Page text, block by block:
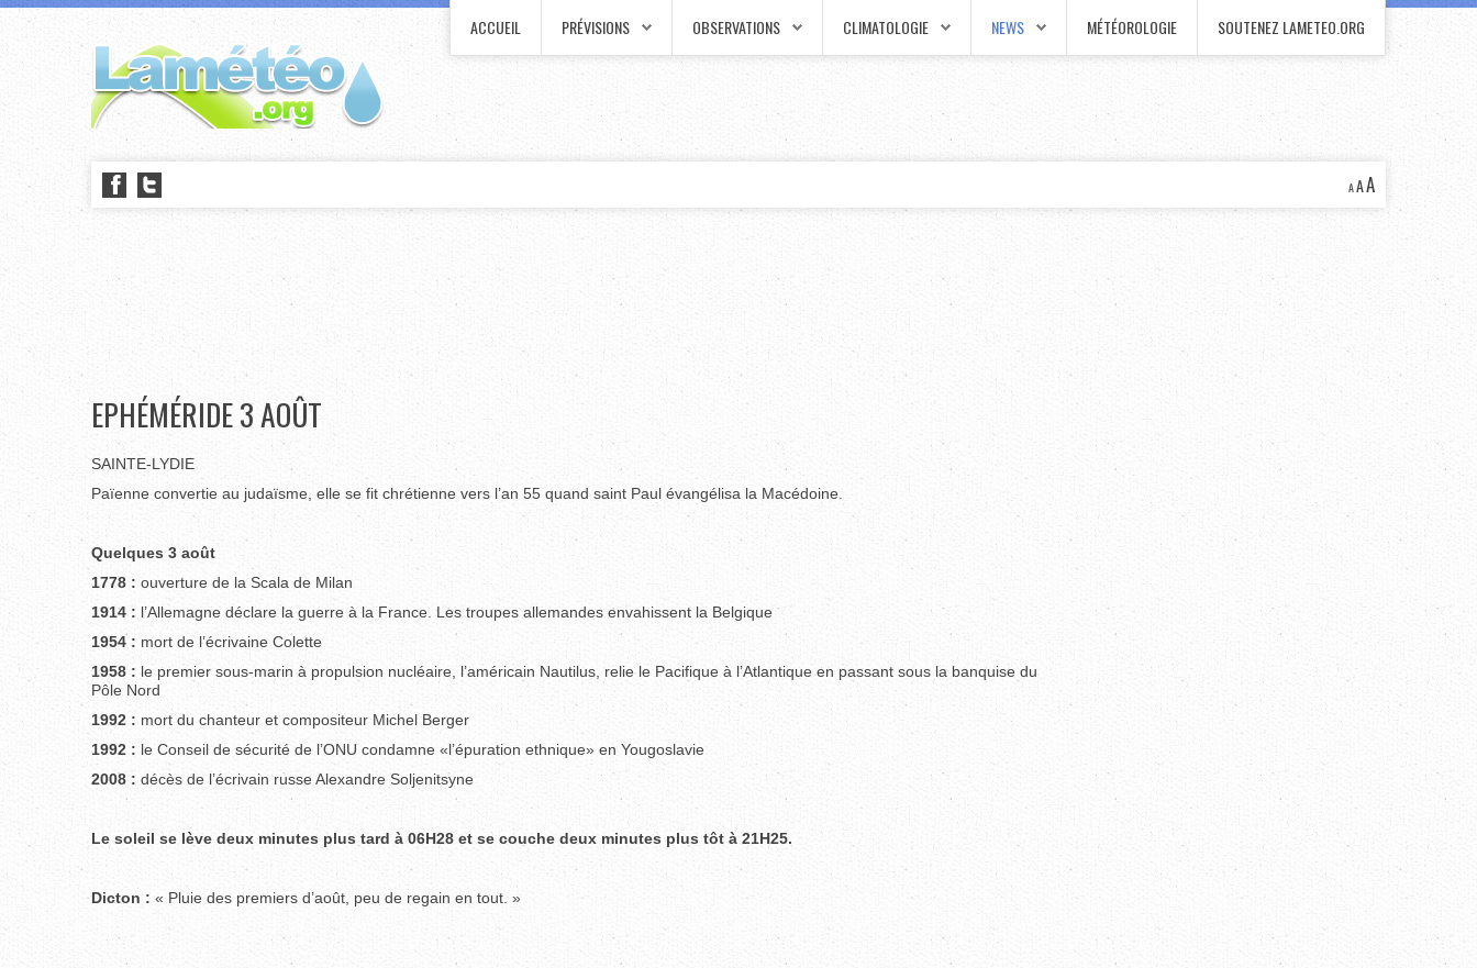
ACCUEIL PRÉVISIONS OBSERVATIONS CLIMATOLOGIE NEWS MÉTÉOROLOGIE SOUTENEZ LAMETEO.ORG
AAA
EPHÉMÉRIDE 3 AOÛT
SAINTE-LYDIE
Païenne convertie au judaïsme, elle se fit chrétienne vers l’an 55 quand saint Paul évangélisa la Macédoine.
Quelques 3 août
1778 : ouverture de la Scala de Milan
1914 : l’Allemagne déclare la guerre à la France. Les troupes allemandes envahissent la Belgique
1954 : mort de l’écrivaine Colette
1958 : le premier sous-marin à propulsion nucléaire, l’américain Nautilus, relie le Pacifique à l’Atlantique en passant sous la banquise du
Pôle Nord
1992 : mort du chanteur et compositeur Michel Berger
1992 : le Conseil de sécurité de l’ONU condamne «l’épuration ethnique» en Yougoslavie
2008 : décès de l’écrivain russe Alexandre Soljenitsyne
Le soleil se lève deux minutes plus tard à 06H28 et se couche deux minutes plus tôt à 21H25.
Dicton : « Pluie des premiers d’août, peu de regain en tout. »